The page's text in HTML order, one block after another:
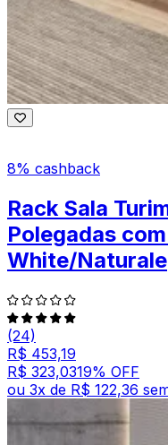
8% cashback
Rack Sala
Polegadas
White/Naturale
(24)
R$ 453,19
R$ 323,0319% OFF
ou 3x de R$ 122,36